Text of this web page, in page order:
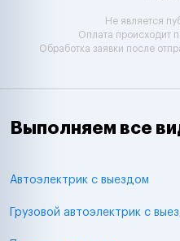
Не является
Оплата происходит
Обработка заявки после
Выполняем все
Автоэлектрик с выездом
Грузовой автоэлектрик с